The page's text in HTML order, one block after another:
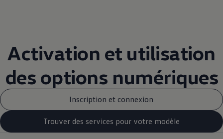
Activation et utilisation
des options numériques
Inscription et connexion
Trouver des services pour votre modèle